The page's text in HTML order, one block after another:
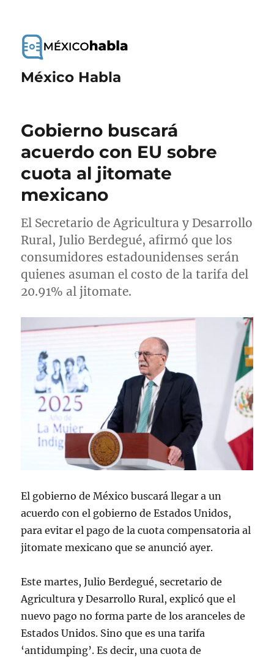
México Habla
Gobierno buscará
acuerdo con EU sobre
cuota al jitomate
mexicano
El Secretario de Agricultura y Desarrollo
Rural, Julio Berdegué, afirmó que los
consumidores estadounidenses serán
quienes asuman el costo de la tarifa del
20.91% al jitomate.
El gobierno de México buscará llegar a un
acuerdo con el gobierno de Estados Unidos,
para evitar el pago de la cuota compensatoria al
jitomate mexicano que se anunció ayer.
Este martes, Julio Berdegué, secretario de
Agricultura y Desarrollo Rural, explicó que el
nuevo pago no forma parte de los aranceles de
Estados Unidos. Sino que es una tarifa
‘antidumping’. Es decir, una cuota de